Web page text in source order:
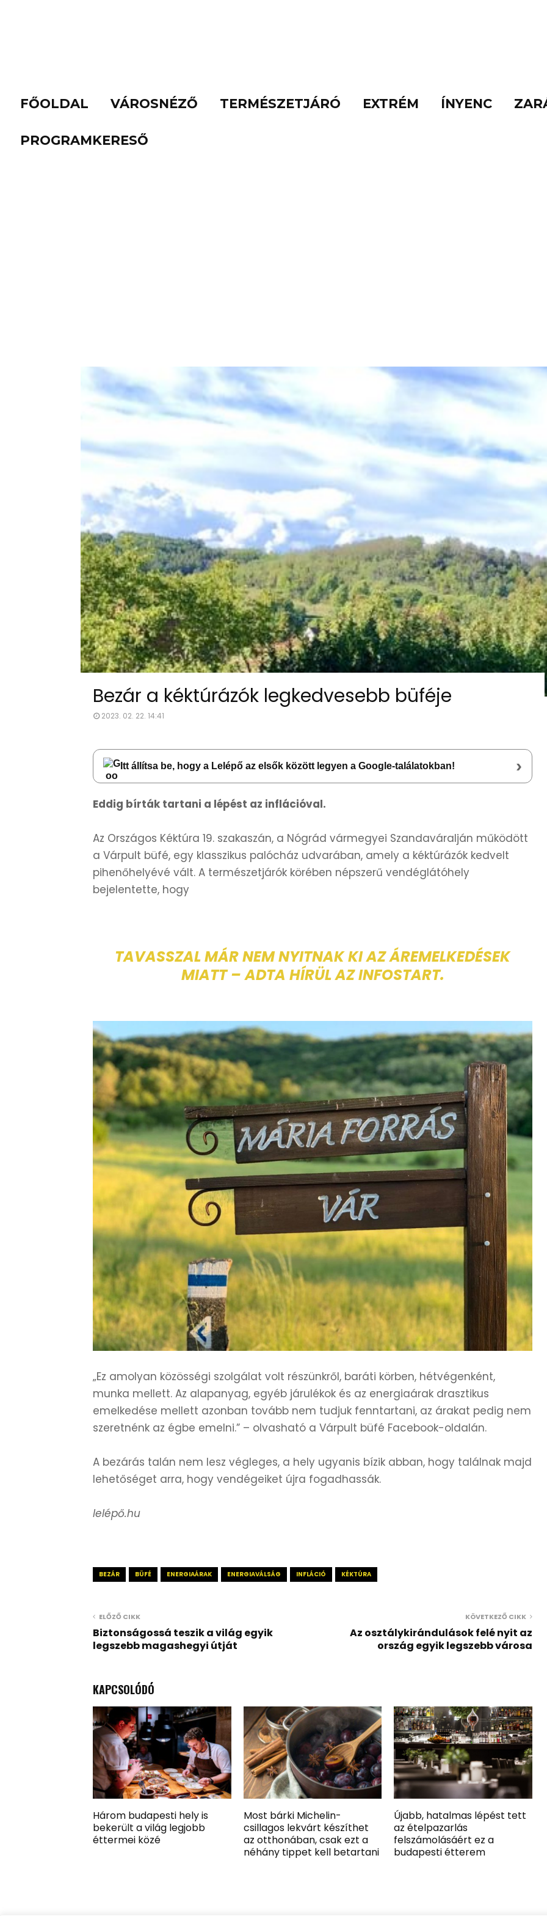
FŐOLDAL VÁROSNÉZŐ TERMÉSZETJÁRÓ EXTRÉM ÍNYENC
PROGRAMKERESŐ
Bezár a kéktúrázók legkedvesebb büféje
2023. 02. 22. 14:41
Itt állítsa be, hogy a Lelépő az elsők között legyen a Google-találatokban! ›
Eddig bírták tartani a lépést az inflációval.
Az Országos Kéktúra 19. szakaszán, a Nógrád vármegyei Szandaváralján működött
a Várpult büfé, egy klasszikus palócház udvarában, amely a kéktúrázók kedvelt
pihenőhelyévé vált. A természetjárók körében népszerű vendéglátóhely
bejelentette, hogy
TAVASSZAL MÁR NEM NYITNAK KI AZ ÁREMELKEDÉSEK
MIATT – ADTA HÍRÜL AZ INFOSTART.
„Ez amolyan közösségi szolgálat volt részünkről, baráti körben, hétvégenként,
munka mellett. Az alapanyag, egyéb járulékok és az energiaárak drasztikus
emelkedése mellett azonban tovább nem tudjuk fenntartani, az árakat pedig nem
szeretnénk az égbe emelni.” – olvasható a Várpult büfé Facebook-oldalán.
A bezárás talán nem lesz végleges, a hely ugyanis bízik abban, hogy találnak majd
lehetőséget arra, hogy vendégeiket újra fogadhassák.
lelépő.hu
BEZÁR BÜFÉ ENERGIAÁRAK ENERGIAVÁLSÁG INFLÁCIÓ KÉKTÚRA
ELŐZŐ CIKK
Biztonságossá teszik a világ egyik
legszebb magashegyi útját
KÖVETKEZŐ CIKK
Az osztálykirándulások felé nyit az
ország egyik legszebb városa
KAPCSOLÓDÓ
Három budapesti hely is
bekerült a világ legjobb
éttermei közé
Most bárki Michelin-
csillagos lekvárt készíthet
az otthonában, csak ezt a
néhány tippet kell betartani
Újabb, hatalmas lépést tett
az ételpazarlás
felszámolásáért ez a
budapesti étterem